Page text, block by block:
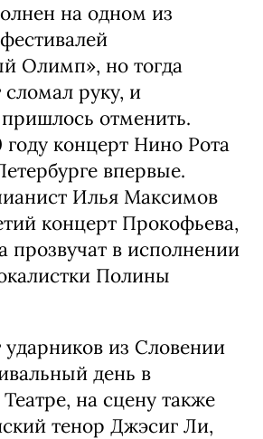
на одном из
Олимп», но тогда
сломал руку, и
отменить.
году концерт Нино Рота
впервые.
Илья Максимов
концерт Прокофьева,
прозвучат в исполнении
Полины
ударников из Словении
день в
на сцену также
тенор Джэсиг Ли,